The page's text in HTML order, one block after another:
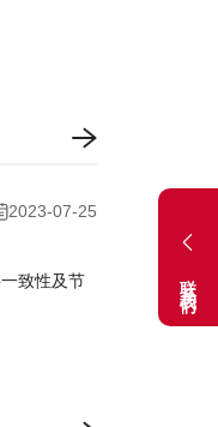
联系我们
2023-07-25
致性及节